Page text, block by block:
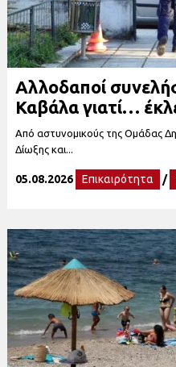
Αλλοδαποί
Καβάλα γιατί…
Από αστυνομικούς της Ομάδας
Δίωξης και...
05.08.2026 Επικαιρότητα /